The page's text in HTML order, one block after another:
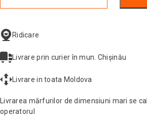
Ridicare
Livrare prin curier în mun. Chișinău
Livrare in toata Moldova
Livrarea mărfurilor de dimensiuni mari se
operatorul